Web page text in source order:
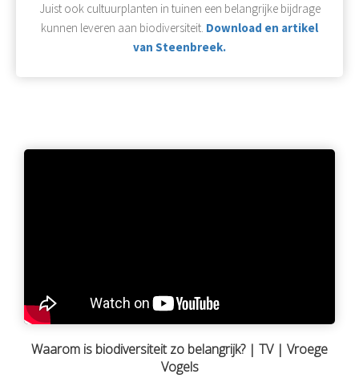
Juist ook cultuurplanten in tuinen een belangrijke bijdrage
kunnen leveren aan biodiversiteit. Download en artikel
van Steenbreek.
Waarom is biodiversiteit zo belangrijk? | TV | Vroege
Vogels